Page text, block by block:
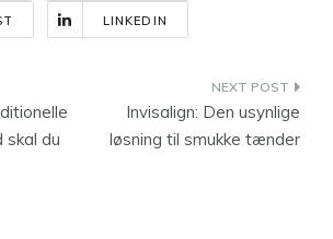
LINKEDIN
skal du
Invisalign: Den usynlige
løsning til smukke tænder